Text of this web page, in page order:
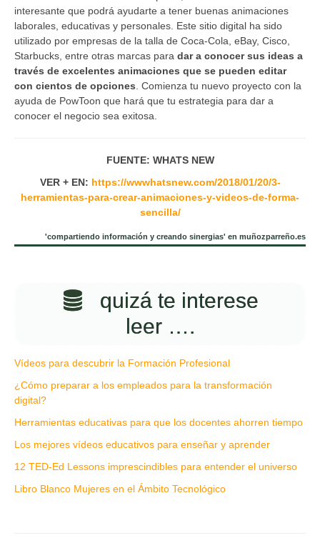
interesante que podrá ayudarte a tener buenas animaciones
laborales, educativas y personales. Este sitio digital ha sido
utilizado por empresas de la talla de Coca-Cola, eBay, Cisco,
Starbucks, entre otras marcas para dar a conocer sus ideas a
través de excelentes animaciones que se pueden editar
con cientos de opciones . Comienza tu nuevo proyecto con la
ayuda de PowToon que hará que tu estrategia para dar a
conocer el negocio sea exitosa.
FUENTE: WHATS NEW
VER + EN: https://wwwhatsnew.com/2018/01/20/3-
herramientas-para-crear-animaciones-y-videos-de-forma-
sencilla/
'compartiendo información y creando sinergias' en muñozparreño.es
quizá te interese
leer ….
Vídeos para descubrir la Formación Profesional
¿Cómo preparar a los empleados para la transformación
digital?
Herramientas educativas para que los docentes ahorren tiempo
Los mejores vídeos educativos para enseñar y aprender
12 TED-Ed Lessons imprescindibles para entender el universo
Libro Blanco Mujeres en el Ámbito Tecnológico